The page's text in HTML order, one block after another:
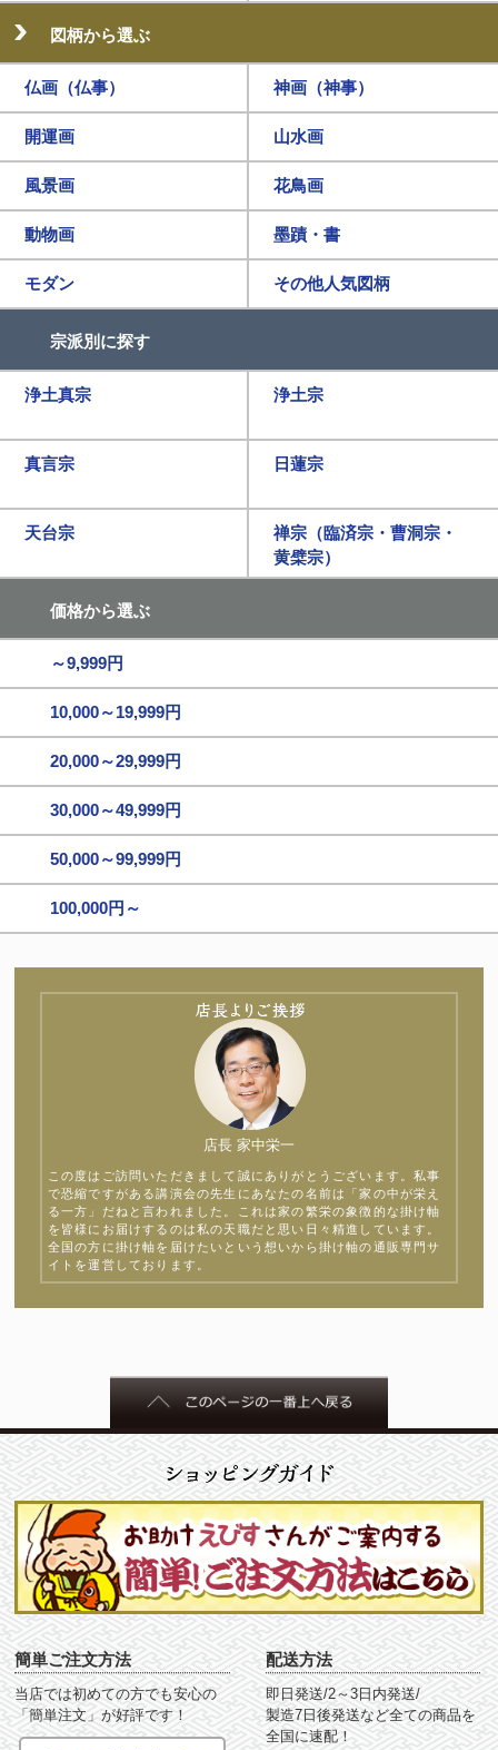
図柄から選ぶ
仏画（仏事） 神画（神事）
開運画 山水画
風景画 花鳥画
動物画 墨蹟・書
モダン その他人気図柄
宗派別に探す
浄土真宗 浄土宗
真言宗 日蓮宗
天台宗
禅宗（臨済宗・曹洞宗・
黄檗宗）
価格から選ぶ
～9,999円
10,000～19,999円
20,000～29,999円
30,000～49,999円
50,000～99,999円
100,000円～
店長 家中栄一
この度はご訪問いただきまして誠にありがとうございます。私事
で恐縮ですがある講演会の先生にあなたの名前は「家の中が栄え
る一方」だねと言われました。これは家の繁栄の象徴的な掛け軸
を皆様にお届けするのは私の天職だと思い日々精進しています。
全国の方に掛け軸を届けたいという想いから掛け軸の通販専門サ
イトを運営しております。
簡単ご注文方法
当店では初めての方でも安心の
「簡単注文」が好評です！
配送方法
即日発送/2～3日内発送/
製造7日後発送など全ての商品を
全国に速配！